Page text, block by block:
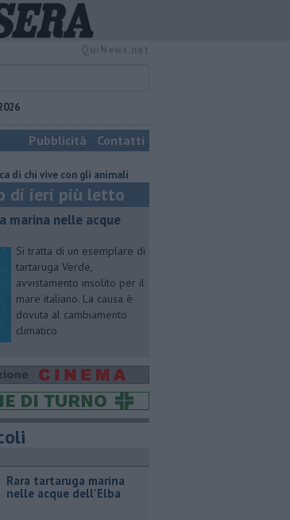
Pubblicità Contatti
con gli animali Rara tartaruga marina nelle acque
di ieri più letto
marina nelle acque
Si tratta di un esemplare di
tartaruga Verde,
avvistamento insolito per il
mare italiano. La causa è
dovuta al cambiamento
climatico
Rara tartaruga marina
nelle acque dell'Elba